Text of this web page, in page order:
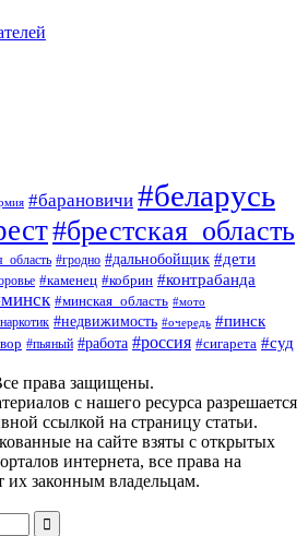
#барановичи #беларусь
#брестская_область
#гродно #дальнобойщик #дети
#каменец #кобрин #контрабанда
#минская_область #мото
#недвижимость #очередь #пинск
#пьяный #работа #россия #сигарета #суд
права защищены.
с нашего ресурса разрешается
ссылкой на страницу статьи.
на сайте взяты с открытых
интернета, все права на
их законным владельцам.